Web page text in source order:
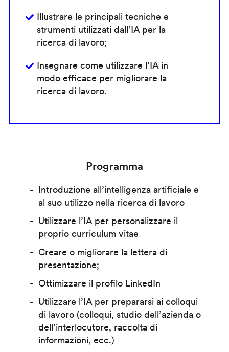
Illustrare le principali tecniche e
strumenti utilizzati dall’IA per la
ricerca di lavoro;
Insegnare come utilizzare l’IA in
modo efficace per migliorare la
ricerca di lavoro.
Programma
Introduzione all’intelligenza artificiale e
al suo utilizzo nella ricerca di lavoro
Utilizzare l’IA per personalizzare il
proprio curriculum vitae
Creare o migliorare la lettera di
presentazione;
Ottimizzare il profilo LinkedIn
Utilizzare l’IA per prepararsi ai colloqui
di lavoro (colloqui, studio dell’azienda o
dell’interlocutore, raccolta di
informazioni, ecc.)